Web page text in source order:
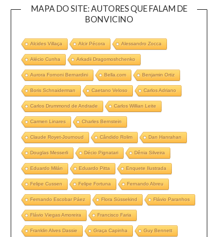
MAPA DO SITE: AUTORES QUE FALAM DE
BONVICINO
Alcides Villaça Alcir Pécora Alessandro Zocca
Alécio Cunha Arkadii Dragomoshchenko
Aurora Fornoni Bernardini Bella.com Benjamin Ortiz
Boris Schnaiderman Caetano Veloso Carlos Adriano
Carlos Drummond de Andrade Carlos Willian Leite
Carmen Linares Charles Bernstein
Claude Royet-Journoud Cândido Rolim Dan Hanrahan
Douglas Messerli Décio Pignatari Dênia Silveira
Eduardo Milán Eduardo Pitta Enquete Ilustrada
Felipe Cussen Felipe Fortuna Fernando Abreu
Fernando Escobar Páez Flora Süssekind Flávio Paranhos
Flávio Viegas Amoreira Francisco Faria
Franklin Alves Dassie Graça Capinha Guy Bennett